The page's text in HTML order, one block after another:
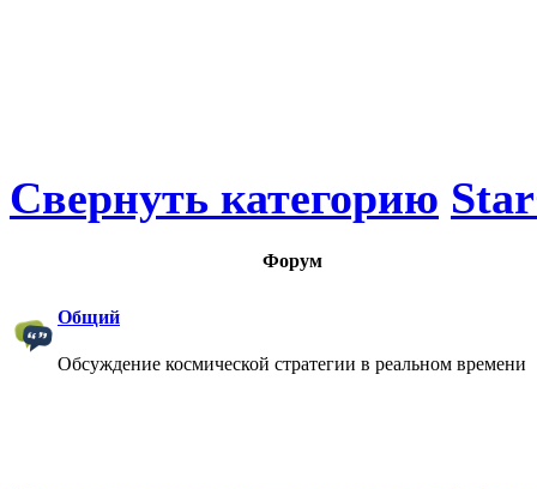
Свернуть категорию
Форум
Общий
Обсуждение космической стратегии в реальном времени